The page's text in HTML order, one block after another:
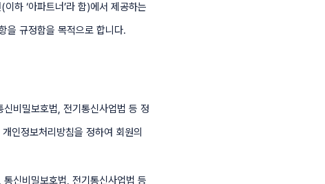
하 ‘아파트너’라 함)에서 제공하는
을 규정함을 목적으로 합니다.
비밀보호법, 전기통신사업법 등 정
인정보처리방침을 정하여 회원의
신비밀보호법, 전기통신사업법 등